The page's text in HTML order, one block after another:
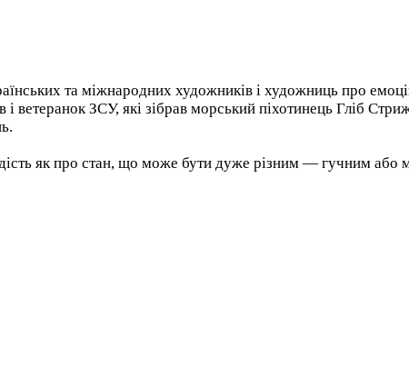
та міжнародних художників і художниць про
і ветеранок ЗСУ, які зібрав морський піхотинець Гліб
як про стан, що може бути дуже різним — гучним